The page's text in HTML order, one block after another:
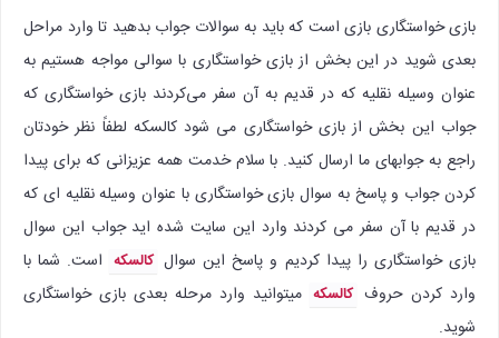
بازی خواستگاری بازی است که باید به سوالات جواب بدهید تا وارد مراحل
بعدی شوید در این بخش از بازی خواستگاری با سوالی مواجه هستیم به
عنوان وسیله نقلیه که در قدیم به آن سفر می‌کردند بازی خواستگاری که
جواب این بخش از بازی خواستگاری می شود کالسکه لطفاً نظر خودتان
راجع به جوابهای ما ارسال کنید. با سلام خدمت همه عزیزانی که برای پیدا
کردن جواب و پاسخ به سوال بازی خواستگاری با عنوان وسیله نقلیه ای که
در قدیم با آن سفر می کردند وارد این سایت شده اید جواب این سوال
بازی خواستگاری را پیدا کردیم و پاسخ این سوال کالسکه است. شما با
وارد کردن حروف کالسکه میتوانید وارد مرحله بعدی بازی خواستگاری
شوید.